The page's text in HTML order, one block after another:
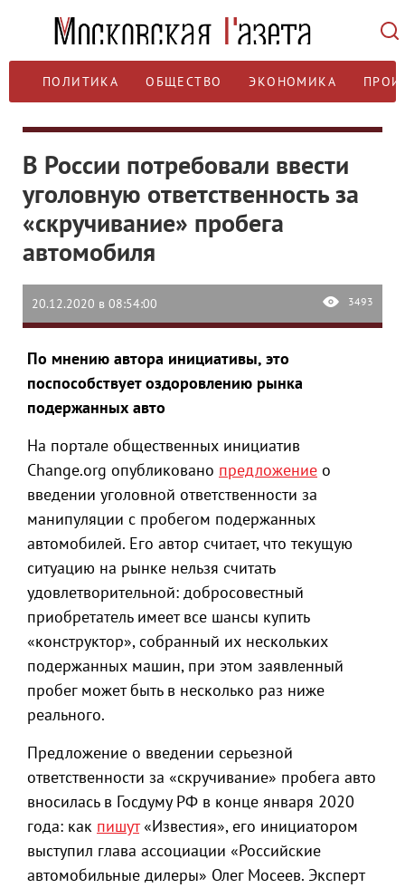
ПОЛИТИКА ОБЩЕСТВО ЭКОНОМИКА
В России потребовали ввести
уголовную ответственность за
«скручивание» пробега
автомобиля
20.12.2020 в 08:54:00 3493
По мнению автора инициативы, это
поспособствует оздоровлению рынка
подержанных авто
На портале общественных инициатив
Change.org опубликовано предложение о
введении уголовной ответственности за
манипуляции с пробегом подержанных
автомобилей. Его автор считает, что текущую
ситуацию на рынке нельзя считать
удовлетворительной: добросовестный
приобретатель имеет все шансы купить
«конструктор», собранный их нескольких
подержанных машин, при этом заявленный
пробег может быть в несколько раз ниже
реального.
Предложение о введении серьезной
ответственности за «скручивание» пробега авто
вносилась в Госдуму РФ в конце января 2020
года: как пишут«Известия», его инициатором
выступил глава ассоциации «Российские
автомобильные дилеры» Олег Мосеев. Эксперт